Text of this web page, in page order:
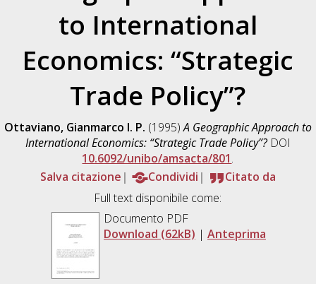
to International
Economics: “Strategic
Trade Policy”?
Ottaviano, Gianmarco I. P. (1995)A Geographic Approach to
International Economics: “Strategic Trade Policy”?DOI
10.6092/unibo/amsacta/801.
Salva citazione
Condividi
Citato da
Full text disponibile come:
Documento PDF
Download (62kB) | Anteprima